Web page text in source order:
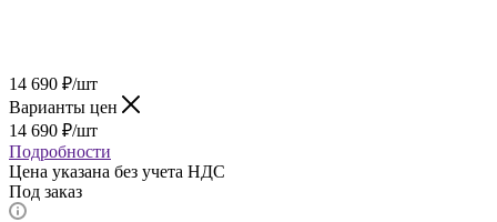
14 690 ₽/шт
Варианты цен
14 690 ₽/шт
Подробности
Цена указана без учета НДС
Под заказ